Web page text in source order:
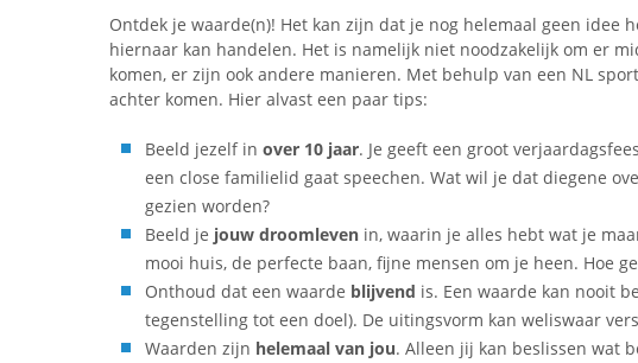
Ontdek je waarde(n)! Het kan zijn dat je nog helemaal geen idee
hiernaar kan handelen. Het is namelijk niet noodzakelijk om er
komen, er zijn ook andere manieren. Met behulp van een NL
achter komen. Hier alvast een paar tips:
Beeld jezelf in over 10 jaar. Je geeft een groot
een close familielid gaat speechen. Wat wil je dat diegene
gezien worden?
Beeld je jouw droomleven in, waarin je alles hebt wat je
mooi huis, de perfecte baan, fijne mensen om je heen. Hoe
Onthoud dat een waarde blijvend is. Een waarde kan nooit
tegenstelling tot een doel). De uitingsvorm kan weliswaar
Waarden zijn helemaal van jou. Alleen jij kan beslissen wat